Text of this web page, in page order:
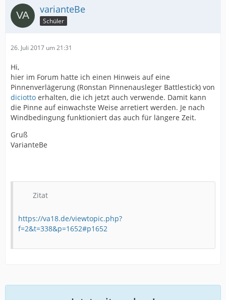
varianteBe
Schüler
26. Juli 2017 um 21:31
Hi,
hier im Forum hatte ich einen Hinweis auf eine
Pinnenverlägerung (Ronstan Pinnenausleger Battlestick) von
diciotto erhalten, die ich jetzt auch verwende. Damit kann
die Pinne auf einwachste Weise arretiert werden. Je nach
Windbedingung funktioniert das auch für längere Zeit.
Gruß
VarianteBe
Zitat
https://va18.de/viewtopic.php?
f=2&t=338&p=1652#p1652